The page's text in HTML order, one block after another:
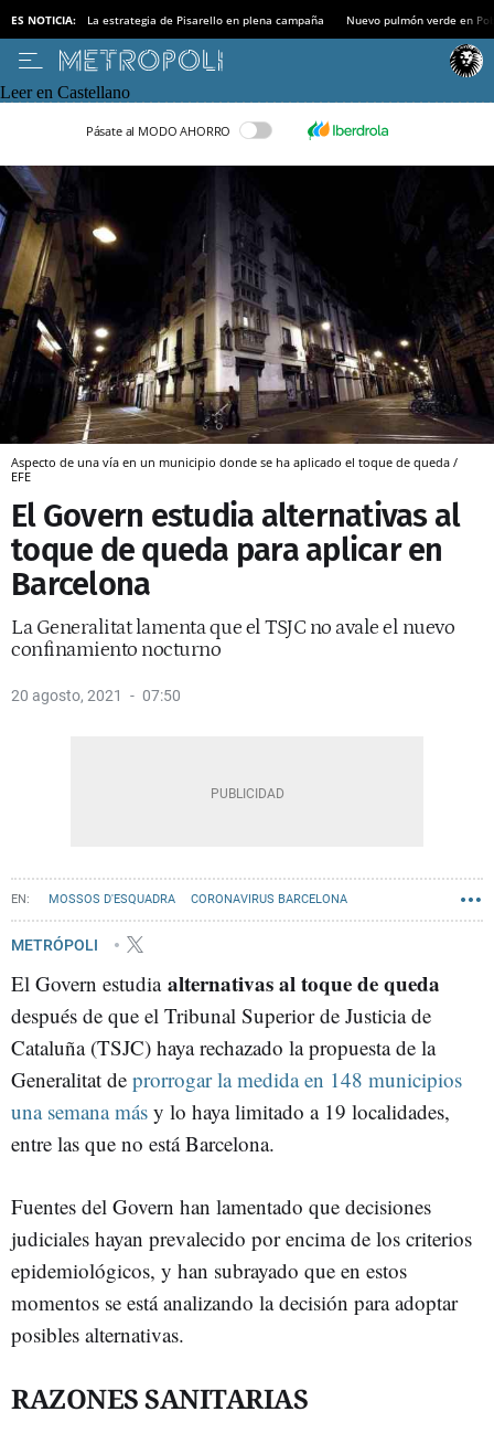
ES NOTICIA: La estrategia de Pisarello en plena campaña Nuevo pulmón verde en
Leer en Castellano
Pásate al MODO AHORRO
Aspecto de una vía en un municipio donde se ha aplicado el toque de queda /
EFE
El Govern estudia alternativas al
toque de queda para aplicar en
Barcelona
La Generalitat lamenta que el TSJC no avale el nuevo
confinamiento nocturno
20 agosto, 2021 07:50
MOSSOS D'ESQUADRA CORONAVIRUS BARCELONA
METRÓPOLI
El Govern estudia alternativas al toque de queda
después de que el Tribunal Superior de Justicia de
Cataluña (TSJC) haya rechazado la propuesta de la
Generalitat de prorrogar la medida en 148 municipios
una semana más y lo haya limitado a 19 localidades,
entre las que no está Barcelona.
Fuentes del Govern han lamentado que decisiones
judiciales hayan prevalecido por encima de los criterios
epidemiológicos, y han subrayado que en estos
momentos se está analizando la decisión para adoptar
posibles alternativas.
RAZONES SANITARIAS